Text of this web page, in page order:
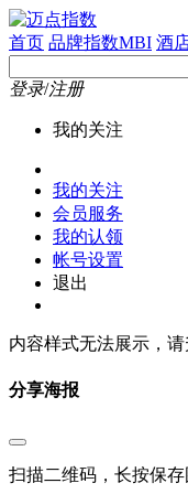
首页 品牌指数MBI 酒
登录/注册
我的关注
我的关注
会员服务
我的认领
帐号设置
退出
内容样式无法展示，
分享海报
扫描二维码，长按保